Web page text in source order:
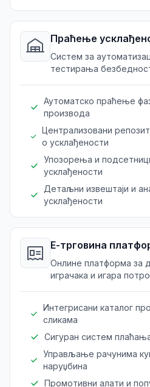
Праћење
Систем за
тестирања
Аутоматско праћење
производа
Централизовани
о усклађености
Упозорења и
усклађености
Детаљни извештаји и
усклађености
Е-трговина
Онлине платформа за
играчака и игара
Интегрисани каталог
сликама
Сигуран систем
Управљање рачунима
наруџбина
Промотивни алати и